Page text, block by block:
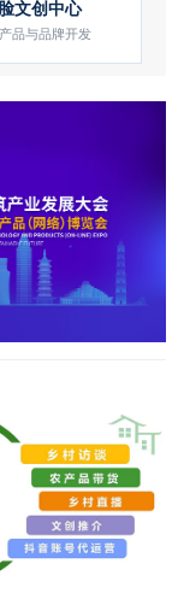
文创中心
品与品牌开发